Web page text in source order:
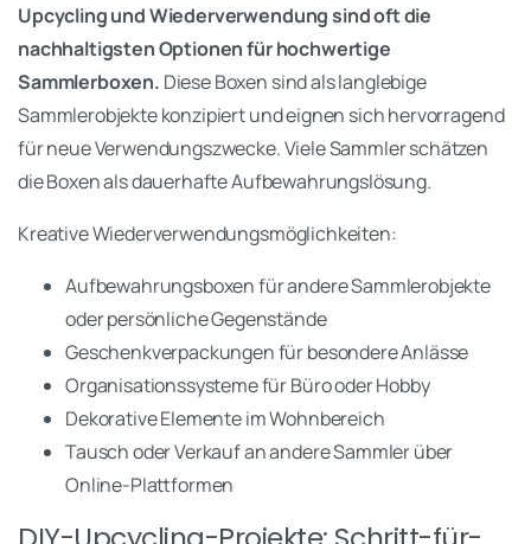
Upcycling und Wiederverwendung sind oft die
nachhaltigsten Optionen für hochwertige
Sammlerboxen. Diese Boxen sind als langlebige
Sammlerobjekte konzipiert und eignen sich hervorragend
für neue Verwendungszwecke. Viele Sammler schätzen
die Boxen als dauerhafte Aufbewahrungslösung.
Kreative Wiederverwendungsmöglichkeiten:
Aufbewahrungsboxen für andere Sammlerobjekte
oder persönliche Gegenstände
Geschenkverpackungen für besondere Anlässe
Organisationssysteme für Büro oder Hobby
Dekorative Elemente im Wohnbereich
Tausch oder Verkauf an andere Sammler über
Online-Plattformen